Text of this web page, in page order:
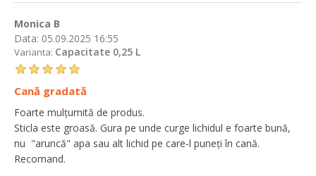
Monica B
Data: 05.09.2025 16:55
Varianta: Capacitate 0,25 L
Cană gradată
Foarte mulțumită de produs.
Sticla este groasă. Gura pe unde curge lichidul e foarte bună,
nu "aruncă" apa sau alt lichid pe care-l puneți în cană.
Recomand.